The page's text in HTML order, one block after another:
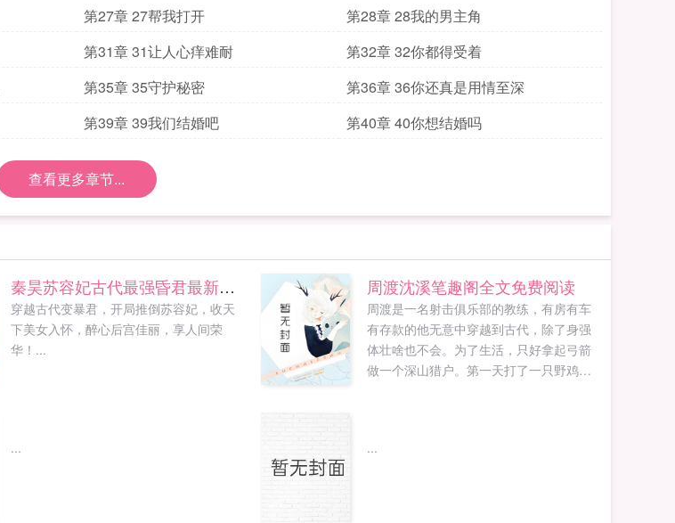
第27章 27帮我打开
第28章 28我的男主角
第31章 31让人心痒难耐
第32章 32你都得受着
第35章 35守护秘密
第36章 36你还真是用情至深
第39章 39我们结婚吧 第40章 40你想结婚吗
查看更多章节...
秦昊苏容妃古代最强昏君最新章节在线阅读
穿越古代变暴君，开局推倒苏容妃，收天
下美女入怀，醉心后宫佳丽，享人间荣
华！...
周渡沈溪笔趣阁全文免费阅读
周渡是一名射击俱乐部的教练，有房有车
有存款的他无意中穿越到古代，除了身强
体壮啥也不会。为了生活，只好拿起弓箭
做一个深山猎户。第一天打了一只野鸡，
了！山下的你能不能不要再做饭了，诱惑
... ...